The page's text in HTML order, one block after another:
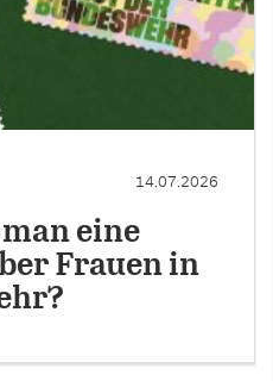
14.07.2026
eine
Frauen in